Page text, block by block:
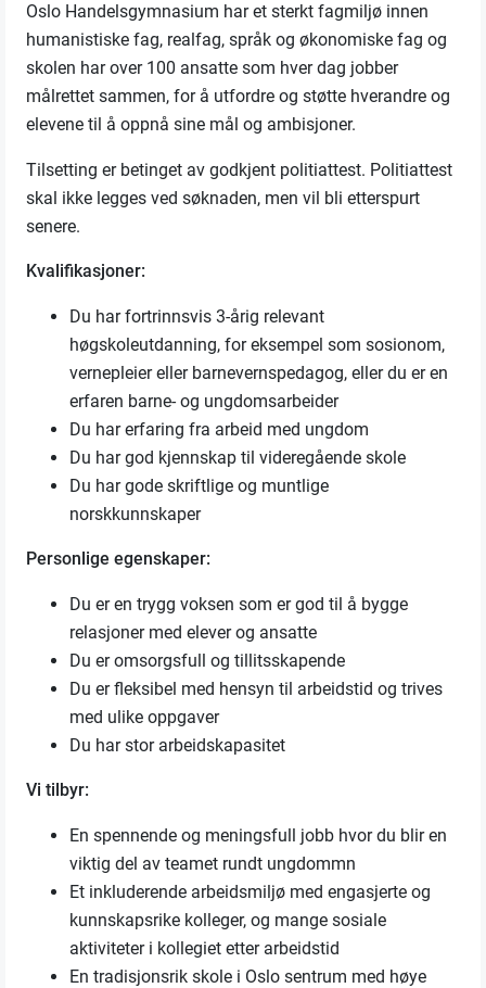
Oslo Handelsgymnasium har et sterkt fagmiljø innen
humanistiske fag, realfag, språk og økonomiske fag og
skolen har over 100 ansatte som hver dag jobber
målrettet sammen, for å utfordre og støtte hverandre og
elevene til å oppnå sine mål og ambisjoner.
Tilsetting er betinget av godkjent politiattest. Politiattest
skal ikke legges ved søknaden, men vil bli etterspurt
senere.
Kvalifikasjoner:
Du har fortrinnsvis 3-årig relevant
høgskoleutdanning, for eksempel som sosionom,
vernepleier eller barnevernspedagog, eller du er en
erfaren barne- og ungdomsarbeider
Du har erfaring fra arbeid med ungdom
Du har god kjennskap til videregående skole
Du har gode skriftlige og muntlige
norskkunnskaper
Personlige egenskaper:
Du er en trygg voksen som er god til å bygge
relasjoner med elever og ansatte
Du er omsorgsfull og tillitsskapende
Du er fleksibel med hensyn til arbeidstid og trives
med ulike oppgaver
Du har stor arbeidskapasitet
Vi tilbyr:
En spennende og meningsfull jobb hvor du blir en
viktig del av teamet rundt ungdommn
Et inkluderende arbeidsmiljø med engasjerte og
kunnskapsrike kolleger, og mange sosiale
aktiviteter i kollegiet etter arbeidstid
En tradisjonsrik skole i Oslo sentrum med høye